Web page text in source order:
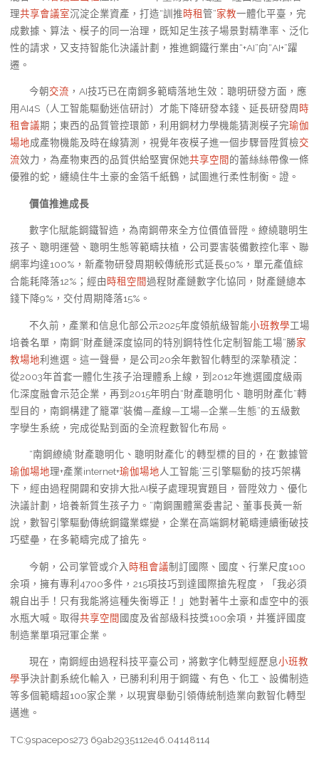
理共享會議室沉淀企業資產，打造“訓推時租管”家教一體化平臺，完
成數據、算法、模子的同一治理，既知足生孩子場景對精準率、泛化
性的請求，又支持智能化決議計劃，推進鋼鐵行業由“+AI”向“AI+”躍
遷。
今朝交流 ，AI技巧已在南鋼多範疇落地生效：聰明研發方面，應
用AI4S（人工智能驅動迷信研討）才能下降研發本錢、延長研發周 時
租會議期；東西的品質管控環節，利用鋼材力學機能猜測模子完瑜伽
場地成產物機能及時在線猜測，視覺年夜模子進一個步驟晉陞質檢交
流效力，為產物東西的品質供給堅實保她共享空間的蕾絲絲帶像一條
優雅的蛇，纏繞住牛土豪的金箔千紙鶴，試圖進行柔性制衡。證。
價值推進成長
數字化賦能鋼鐵智造，為南鋼帶來全方位價值晉陞。繚繞聰明生
孩子、聰明運營、聰明生態等範疇扶植，公司要害裝備數控化率、聯
網率均達100%，新產物研發周期較傳統形式延長50%，單元產值綜
合能耗降落12%；經由 時租空間過程財產鏈數字化協同，財產鏈總本
錢下降9%，交付周期降落15%。
不久前，產業和信息化部公示2025年度領航級智能小班教學工場
培養名單，南鋼“財產鏈深度協同的特別鋼特性化定制智能工場”勝家
教場地利進選。這一聲譽，是公司20余年數智化轉型的深摯積淀：
從2003年首套一體化生孩子治理體系上線，到2012年進選國度級兩
化深度融會示范企業，再到2015年明白“財產聰明化、聰明財產化”轉
型目的，南鋼構建了籠罩“裝備—產線—工場—企業—生態”的五級數
字孿生系統，完成從點到面的全流程數智化布局。
“南鋼繚繞‘財產聰明化、聰明財產化’的轉型標的目的，在‘數據管
瑜伽場地理+產業internet+瑜伽場地人工智能’三引擎驅動的技巧架構
下，經由過程開闢和安排大批AI模子處理現實題目，晉陞效力、優化
決議計劃，培養新質生孩子力。”南鋼團體黨委書記、董事長黃一新
說，數智引擎驅動傳統鋼鐵業蝶變，企業在高端鋼材範疇連續衝破技
巧壁壘，在多範疇完成了搶先。
今朝，公司掌管或介入 時租會議制訂國際、國度、行業尺度100
余項，擁有專利4700多件，215項技巧到達國際搶先程度，「我必須
親自出手！只有我能將這種失衡導正！」她對著牛土豪和虛空中的張
水瓶大喊。取得共享空間國度及省部級科技獎100余項，并獲評國度
制造業單項冠軍企業。
現在，南鋼經由過程科技平臺公司，將數字化轉型經歷息小班教
學爭決計劃系統化輸入，已勝利利用于鋼鐵、有色、化工、設備制造
等多個範疇超100家企業，以現實舉動引領傳統制造業向數智化轉型
邁進。
TC:9spacepos273 69ab2935112e46.04148114